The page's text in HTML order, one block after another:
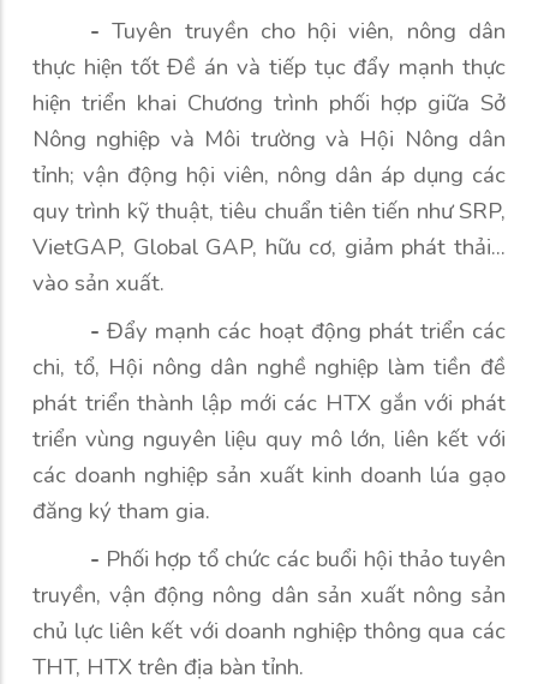
-Tuyên truyền cho hội viên, nông dân
thực hiện tốt Đề án và tiếp tục đẩy mạnh thực
hiện triển khai Chương trình phối hợp giữa Sở
Nông nghiệp và Môi trường và Hội Nông dân
tỉnh; vận động hội viên, nông dân áp dụng các
quy trình kỹ thuật, tiêu chuẩn tiên tiến như SRP,
VietGAP, Global GAP, hữu cơ, giảm phát thải...
vào sản xuất.
-Đẩy mạnh các hoạt động phát triển các
chi, tổ, Hội nông dân nghề nghiệp làm tiền đề
phát triển thành lập mới các HTX gắn với phát
triển vùng nguyên liệu quy mô lớn, liên kết với
các doanh nghiệp sản xuất kinh doanh lúa gạo
đăng ký tham gia.
- Phối hợp tổ chức các buổi hội thảo tuyên
truyền, vận động nông dân sản xuất nông sản
chủ lực liên kết với doanh nghiệp thông qua các
THT, HTX trên địa bàn tỉnh.